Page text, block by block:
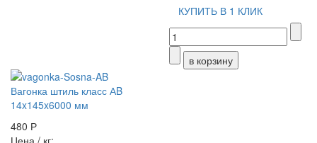
КУПИТЬ В 1 КЛИК
Вагонка штиль класс АB
14x145x6000 мм
480 Р